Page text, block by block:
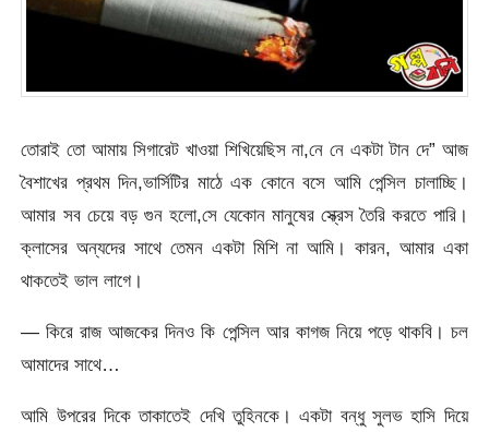
তোরাই তো আমায় সিগারেট খাওয়া শিখিয়েছিস না,নে নে একটা টান দে” আজ
বৈশাখের প্রথম দিন,ভার্সিটির মাঠে এক কোনে বসে আমি পেন্সিল চালাচ্ছি।
আমার সব চেয়ে বড় গুন হলো,সে যেকোন মানুষের স্ক্রেস তৈরি করতে পারি।
ক্লাসের অন্যদের সাথে তেমন একটা মিশি না আমি। কারন, আমার একা
থাকতেই ভাল লাগে।
— কিরে রাজ আজকের দিনও কি পেন্সিল আর কাগজ নিয়ে পড়ে থাকবি। চল
আমাদের সাথে…
আমি উপরের দিকে তাকাতেই দেখি তুহিনকে। একটা বন্ধু সুলভ হাসি দিয়ে